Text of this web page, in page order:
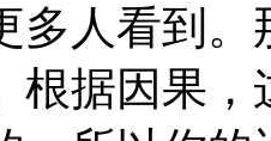
多人看到
根据因果